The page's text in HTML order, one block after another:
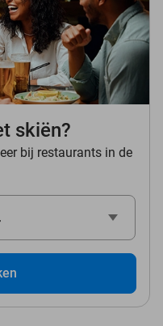
skiën?
bij restaurants in de